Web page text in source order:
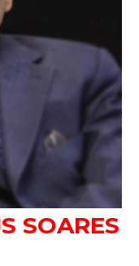
SOARES
e-mail.
*